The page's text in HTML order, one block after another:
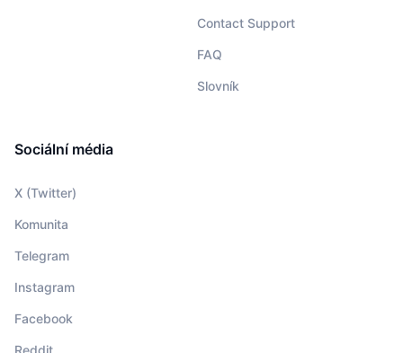
Contact Support
FAQ
Slovník
Sociální média
X (Twitter)
Komunita
Telegram
Instagram
Facebook
Reddit